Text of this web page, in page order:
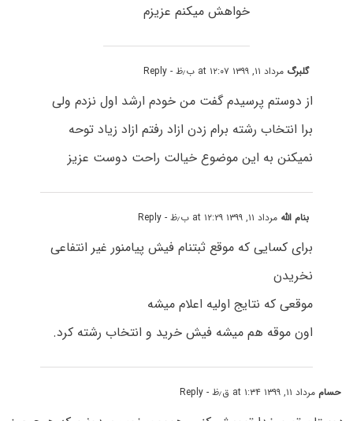
خواهش میکنم عزیزم
گلبرگ مرداد ۱۱, ۱۳۹۹ at ۱۲:۰۷ ب٫ظ - Reply
از دوستم پرسیدم گفت من خودم ارشد اول نزدم ولی
برا انتخاب رشته برام زدن ازاد رفتم ازاد زیاد توحه
نمیکنن به این موضوع خیالت راحت دوست عزیز
بنام الله مرداد ۱۱, ۱۳۹۹ at ۱۲:۲۹ ب٫ظ - Reply
برای کسایی که موقع ثبتنام فیش پیامنور غیر انتفاعی
نخریدن
موقعی که نتایج اولیه اعلام میشه
اون موقه هم میشه فیش خرید و انتخاب رشته کرد.
حسام مرداد ۱۱, ۱۳۹۹ at ۱:۳۴ ق٫ظ - Reply